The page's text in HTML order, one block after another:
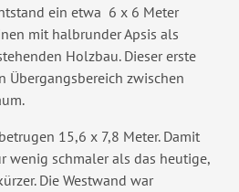
ein etwa 6 x 6 Meter
mit halbrunder Apsis als
Holzbau. Dieser erste
Übergangsbereich zwischen
15,6 x 7,8 Meter. Damit
wenig schmaler als das heutige,
Die Westwand war